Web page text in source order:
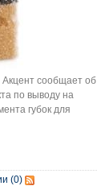
сообщает об
по выводу на
губок для
(0)